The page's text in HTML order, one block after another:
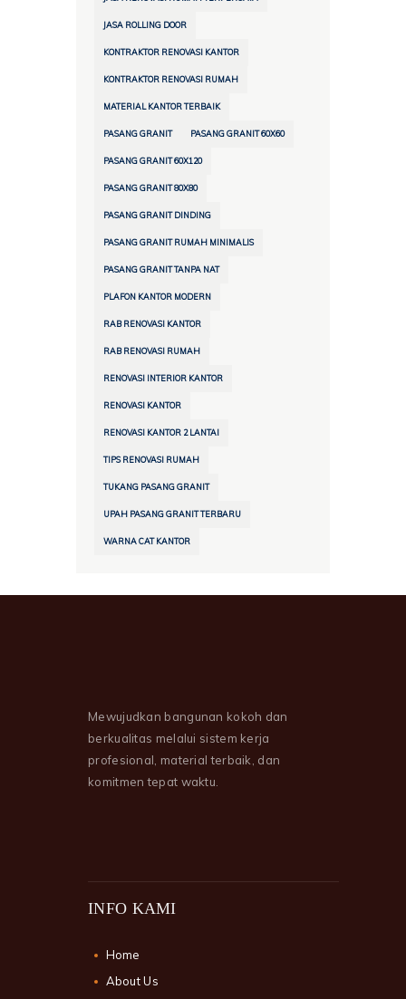
JASA ROLLING DOOR
KONTRAKTOR RENOVASI KANTOR
KONTRAKTOR RENOVASI RUMAH
MATERIAL KANTOR TERBAIK
PASANG GRANIT PASANG GRANIT 60X60
PASANG GRANIT 60X120
PASANG GRANIT 80X80
PASANG GRANIT DINDING
PASANG GRANIT RUMAH MINIMALIS
PASANG GRANIT TANPA NAT
PLAFON KANTOR MODERN
RAB RENOVASI KANTOR
RAB RENOVASI RUMAH
RENOVASI INTERIOR KANTOR
RENOVASI KANTOR
RENOVASI KANTOR 2 LANTAI
TIPS RENOVASI RUMAH
TUKANG PASANG GRANIT
UPAH PASANG GRANIT TERBARU
WARNA CAT KANTOR
Mewujudkan bangunan kokoh dan
berkualitas melalui sistem kerja
profesional, material terbaik, dan
komitmen tepat waktu.
INFO KAMI
Home
About Us